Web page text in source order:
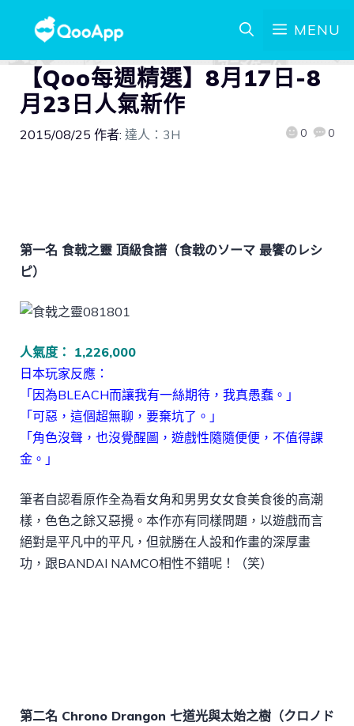
MENU
【Qoo每週精選】8月17日-8
月23日人氣新作
2015/08/25 作者: 達人：3H 0 0
第一名 食戟之靈 頂級食譜（食戟のソーマ 最饗のレシ
ピ）
人氣度： 1,226,000
日本玩家反應：
「因為BLEACH而讓我有一絲期待，我真愚蠢。」
「可惡，這個超無聊，要棄坑了。」
「角色沒聲，也沒覺醒圖，遊戲性隨隨便便，不值得課
金。」
筆者自認看原作全為看女角和男男女女食美食後的高潮
樣，色色之餘又惡攪。本作亦有同樣問題，以遊戲而言
絕對是平凡中的平凡，但就勝在人設和作畫的深厚畫
功，跟BANDAI NAMCO相性不錯呢！（笑）
第二名 Chrono Drangon 七道光與太始之樹（クロノド